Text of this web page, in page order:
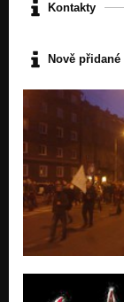
Kontakty
Nově